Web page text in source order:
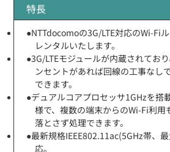
特長
●NTTdocomoの3G/LTE対応のWi-Fi
レンタルいたします。
●3G/LTEモジュールが内蔵されてお
ンセントがあれば回線の工事なし
できます。
●デュアルコアプロセッサ1GHzを搭
様で、複数の端末からのWi-Fi利用
落とさず処理できます。
●最新規格IEEE802.11ac(5GHz帯、
応。